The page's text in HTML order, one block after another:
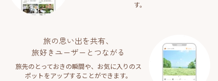
す。
旅の思い出を共有、
旅好きユーザーとつながる
旅先のとっておきの瞬間や、お気に入りのス
ポットをアップすることができます。